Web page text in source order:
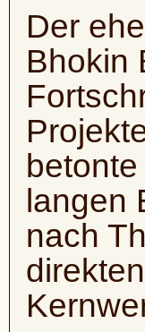
Der
Bhokin
langen
nach